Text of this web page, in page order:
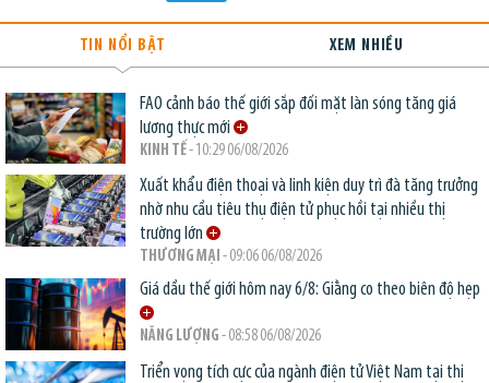
TIN NỔI BẬT XEM NHIỀU
FAO cảnh báo thế giới sắp đối mặt làn sóng tăng giá
lương thực mới
KINH TẾ- 10:29 06/08/2026
Xuất khẩu điện thoại và linh kiện duy trì đà tăng trưởng
nhờ nhu cầu tiêu thụ điện tử phục hồi tại nhiều thị
trường lớn
THƯƠNG MẠI - 09:06 06/08/2026
Giá dầu thế giới hôm nay 6/8: Giằng co theo biên độ hẹp
NĂNG LƯỢNG - 08:58 06/08/2026
Triển vọng tích cực của ngành điện tử Việt Nam tại thị